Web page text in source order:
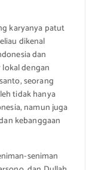
karyanya patut
dikenal
dan
dengan
seorang
tidak hanya
namun juga
kebanggaan
seniman